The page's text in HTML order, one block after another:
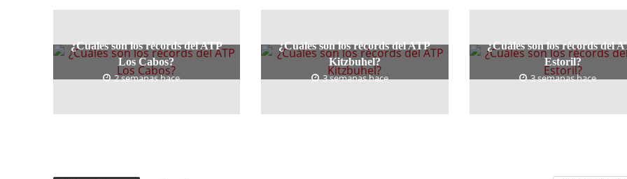
¿Cuáles son los récords del ATP
Los Cabos?
2 semanas hace
¿Cuáles son los récords del ATP
Kitzbuhel?
3 semanas hace
¿Cuáles son los récords del
Estoril?
3 semanas hace